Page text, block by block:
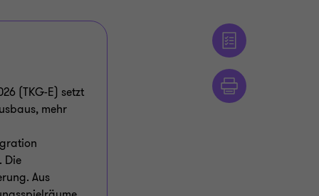
(TKG-E) setzt
mehr
Die
Aus